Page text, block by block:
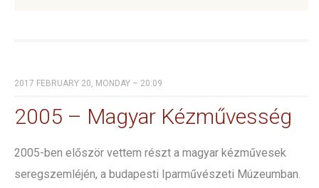
2017 FEBRUARY 20, MONDAY – 20:09
2005 – Magyar Kézművesség
2005-ben először vettem részt a magyar kézművesek
seregszemléjén, a budapesti Iparművészeti Múzeumban.